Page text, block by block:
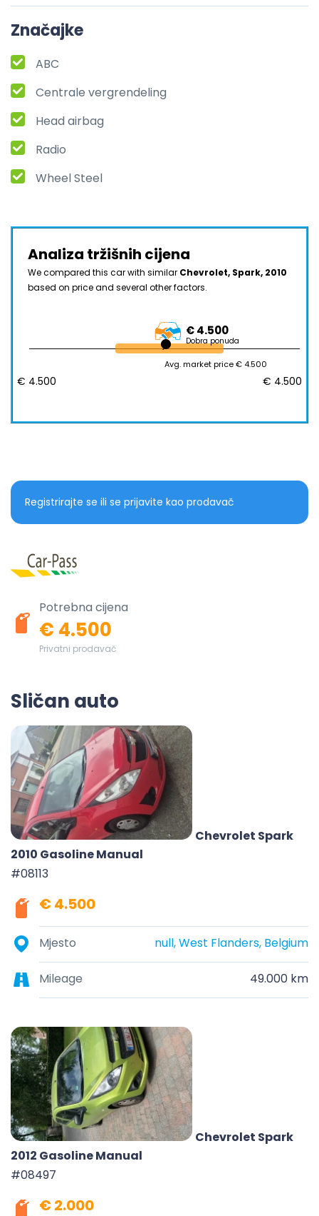
Značajke
ABC
Centrale vergrendeling
Head airbag
Radio
Wheel Steel
Analiza tržišnih cijena
We compared this car with similar Chevrolet, Spark, 2010
based on price and several other factors.
€ 4.500
Dobra ponuda
Avg. market price € 4.500
€ 4.500 € 4.500
Registrirajte se ili se prijavite kao prodavač
Potrebna cijena
€ 4.500
Privatni prodavač
Sličan auto
Chevrolet Spark
2010 Gasoline Manual
#08113
€ 4.500
Mjesto null, West Flanders, Belgium
Mileage 49.000 km
Chevrolet Spark
2012 Gasoline Manual
#08497
€ 2.000